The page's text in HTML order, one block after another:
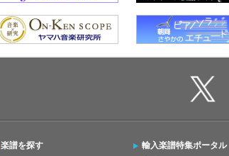
楽譜を探す
輸入楽譜特集ポータル